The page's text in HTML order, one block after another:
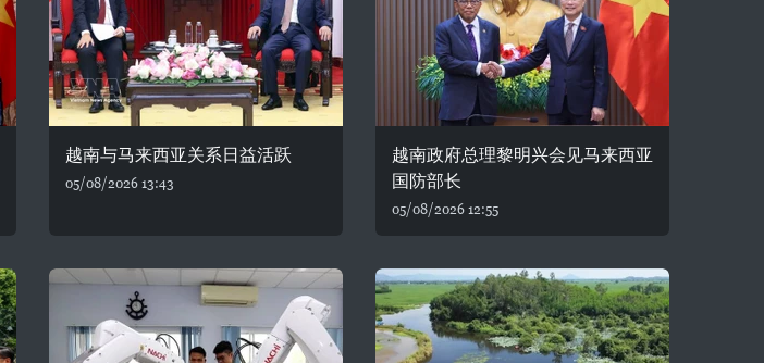
越南与马来西亚关系日益活跃
05/08/2026 13:43
越南政府总理黎明兴会见马来西亚
国防部长
05/08/2026 12:55